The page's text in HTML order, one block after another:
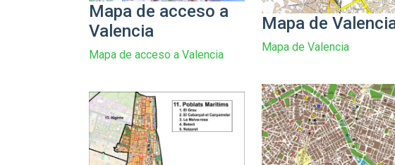
Mapa de acceso a
Valencia
Mapa de acceso a Valencia
Mapa de
Mapa de Valencia